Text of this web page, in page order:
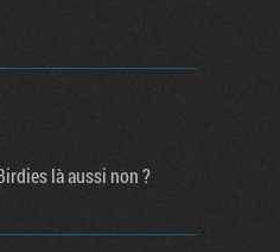
là aussi non ?